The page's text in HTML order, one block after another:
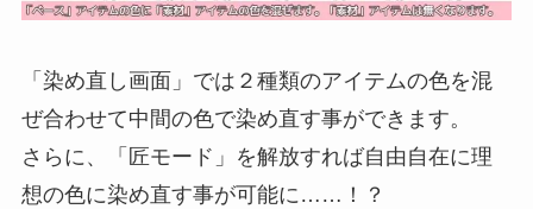
「染め直し画面」では２種類のアイテムの色を混
ぜ合わせて中間の色で染め直す事ができます。
さらに、「匠モード」を解放すれば自由自在に理
想の色に染め直す事が可能に……！？